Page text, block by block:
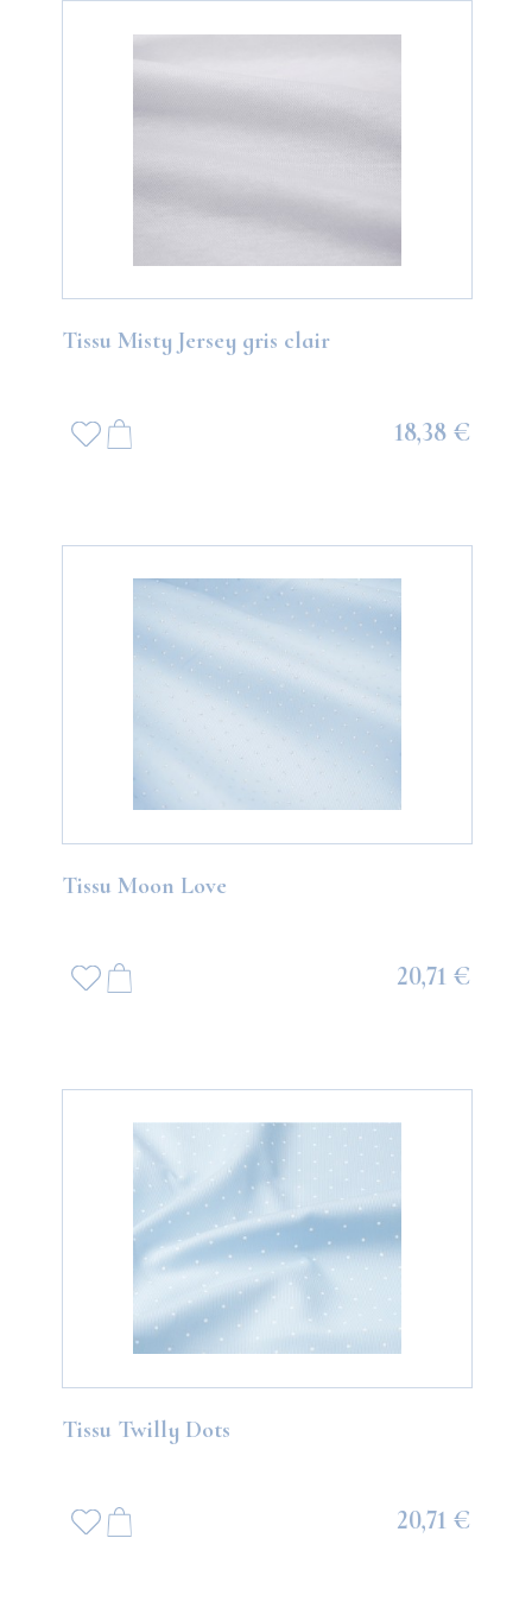
Tissu Misty Jersey gris clair
18,38 €
Tissu Moon Love
20,71 €
Tissu Twilly Dots
20,71 €